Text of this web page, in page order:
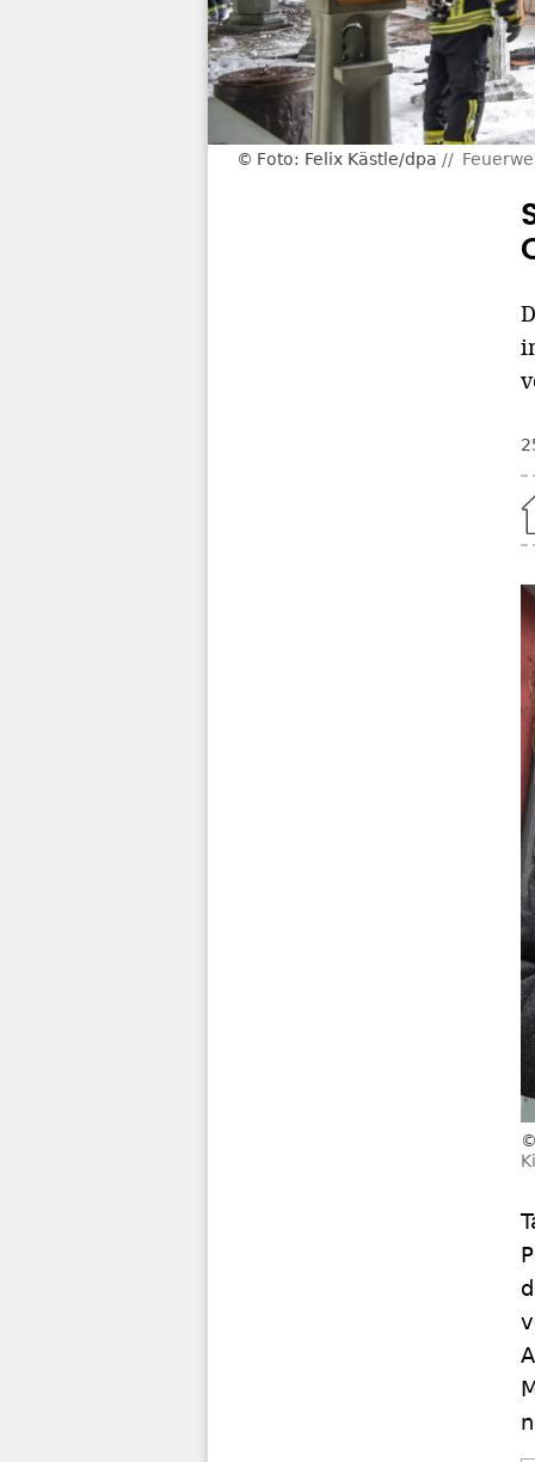
Foto: Felix Kästle/dpa